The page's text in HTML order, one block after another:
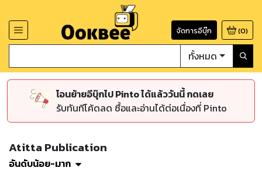
จัดการอีบุ๊ก (0)
ทั้งหมด
โอนย้ายอีบุ๊กไป Pinto ได้แล้ววันนี้ กดเลย
รับทันทีโค้ดลด ซื้อและอ่านได้ต่อเนื่องที่ Pinto
Atitta Publication
อันดับน้อย-มาก